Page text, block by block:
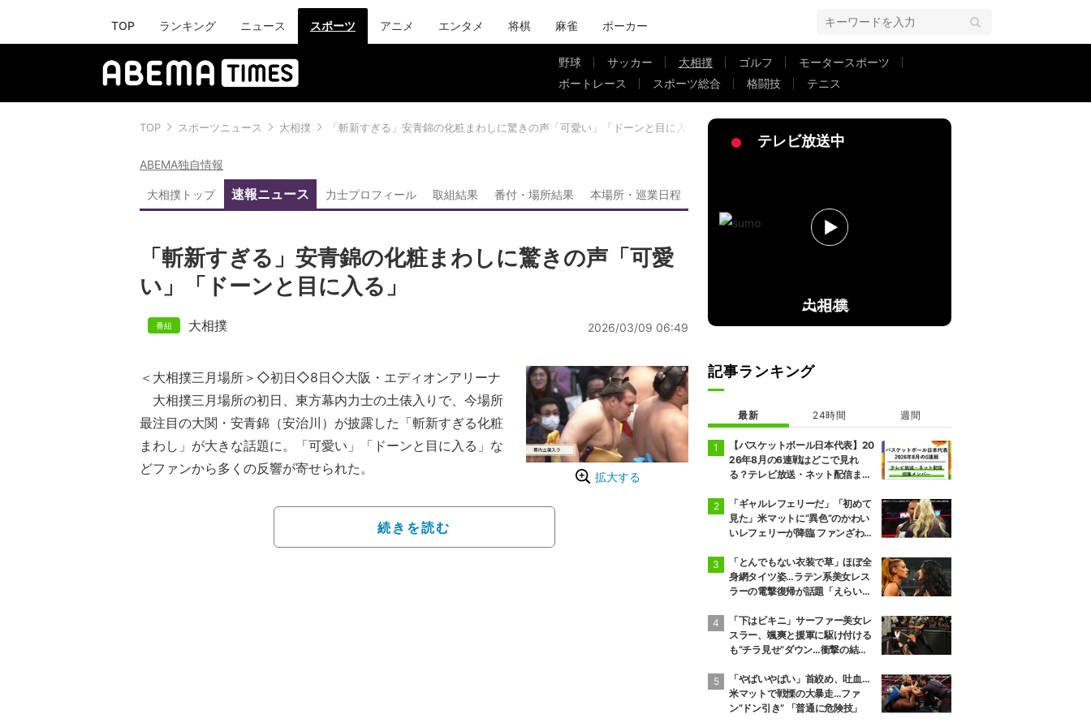
TOP ランキング ニュース スポーツ アニメ エンタメ 将棋 麻雀 ポーカー
野球 サッカー 大相撲 ゴルフ
モータースポーツ
ボートレース
スポーツ総合 格闘技 テニス
TOP スポーツニュース 大相撲 「斬新すぎる」安青錦の化粧まわしに驚きの声「可愛い」「ドーンと目に入る」
ABEMA独自情報
大相撲トップ 速報ニュース 力士プロフィール 取組結果 番付・場所結果 本場所・巡業日程
「斬新すぎる」安青錦の化粧まわしに驚きの声「可愛
い」「ドーンと目に入る」
大相撲 2026/03/09 06:49
拡大する
＜大相撲三月場所＞◇初日◇8日◇大阪・エディオンアリーナ
大相撲三月場所の初日、東方幕内力士の土俵入りで、今場所
最注目の大関・安青錦（安治川）が披露した「斬新すぎる化粧
まわし」が大きな話題に。「可愛い」「ドーンと目に入る」な
どファンから多くの反響が寄せられた。
続きを読む
テレビ放送中
記事ランキング
最新 24時間 週間
【バスケットボール日本代表】20
26年8月の6連戦はどこで見れ
る？テレビ放送・ネット配信まと
「ギャルレフェリーだ」「初めて
見た」米マットに“異色”のかわい
いレフェリーが降臨 ファンざわめ
「とんでもない衣装で草」ほぼ全
身網タイツ姿…ラテン系美女レス
ラーの電撃復帰が話題「えらいセ
「下はビキニ」サーファー美女レ
スラー、颯爽と援軍に駆け付ける
も“チラ見せ”ダウン…衝撃の結末
「やばいやばい」首絞め、吐血…
米マットで戦慄の大暴走…ファ
ン“ドン引き” 「普通に危険技」